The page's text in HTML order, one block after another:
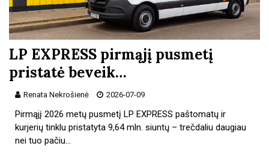
LP EXPRESS pirmąjį pusmetį
pristatė beveik…
Renata Nekrošienė 2026-07-09
Pirmąjį 2026 metų pusmetį LP EXPRESS paštomatų ir
kurjerių tinklu pristatyta 9,64 mln. siuntų – trečdaliu daugiau
nei tuo pačiu…